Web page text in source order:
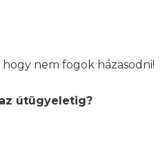
hogy nem fogok házasodni!
útügyeletig?